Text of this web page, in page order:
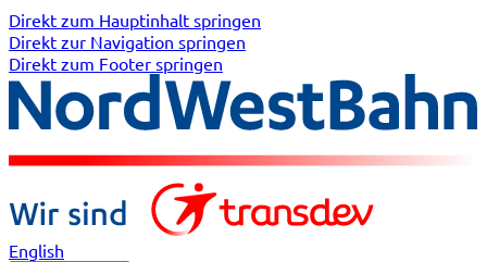
Direkt zum Hauptinhalt springen
Direkt zur Navigation springen
Direkt zum Footer springen
English